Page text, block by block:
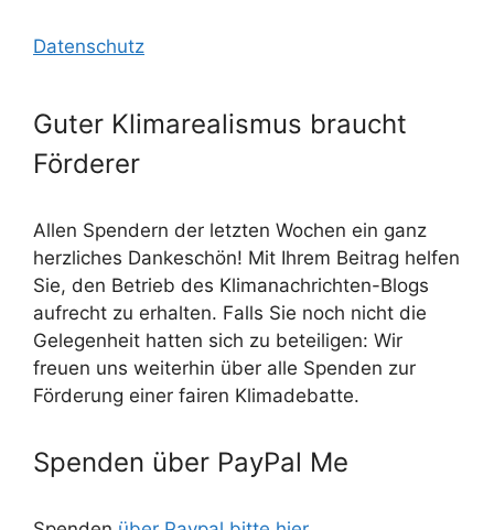
Datenschutz
Guter Klimarealismus braucht
Förderer
Allen Spendern der letzten Wochen ein ganz
herzliches Dankeschön! Mit Ihrem Beitrag helfen
Sie, den Betrieb des Klimanachrichten-Blogs
aufrecht zu erhalten. Falls Sie noch nicht die
Gelegenheit hatten sich zu beteiligen: Wir
freuen uns weiterhin über alle Spenden zur
Förderung einer fairen Klimadebatte.
Spenden über PayPal Me